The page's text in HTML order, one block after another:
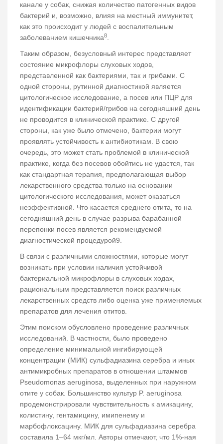
канале у собак, снижая количество патогенных видов
бактерий и, возможно, влияя на местный иммунитет,
как это происходит у людей с воспалительным
заболеванием кишечника8.
Таким образом, безусловный интерес представляет
состояние микрофлоры слуховых ходов,
представленной как бактериями, так и грибами. С
одной стороны, рутинной диагностикой является
цитологическое исследование, а посев или ПЦР для
идентификации бактерий/грибов на сегодняшний день
не проводится в клинической практике. С другой
стороны, как уже было отмечено, бактерии могут
проявлять устойчивость к антибиотикам. В свою
очередь, это может стать проблемой в клинической
практике, когда без посевов обойтись не удастся, так
как стандартная терапия, предполагающая выбор
лекарственного средства только на основании
цитологического исследования, может оказаться
неэффективной. Что касается среднего отита, то на
сегодняшний день в случае разрыва барабанной
перепонки посев является рекомендуемой
диагностической процедурой9.
В связи с различными сложностями, которые могут
возникать при условии наличия устойчивой
бактериальной микрофлоры в слуховых ходах,
рациональным представляется поиск различных
лекарственных средств либо оценка уже применяемых
препаратов для лечения отитов.
Этим поиском обусловлено проведение различных
исследований. В частности, было проведено
определение минимальной ингибирующей
концентрации (МИК) сульфадиазина серебра и иных
антимикробных препаратов в отношении штаммов
Pseudomonas aeruginosa, выделенных при наружном
отите у собак. Большинство культур P. aeruginosa
продемонстрировали чувствительность к амикацину,
колистину, гентамицину, имипенему и
марбофлоксацину. МИК для сульфадиазина серебра
составила 1–64 мкг/мл. Авторы отмечают, что 1%-ная